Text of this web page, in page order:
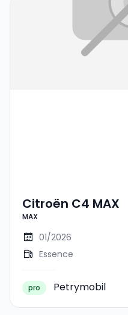
Citroën C4 MAX
MAX
01/2026
Essence
pro Petrymobil